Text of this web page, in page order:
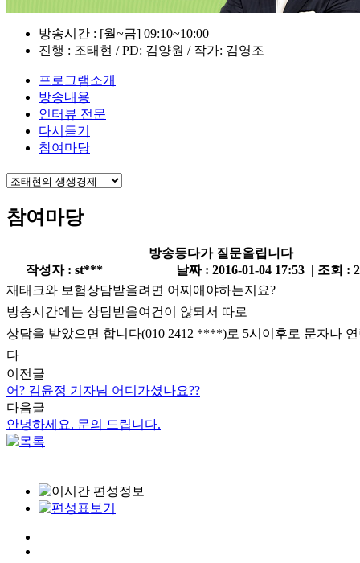
방송시간 : [월~금] 09:10~10:00
진행 : 조태현 / PD: 김양원 / 작가: 김영조
프로그램소개
방송내용
인터뷰 전문
다시듣기
참여마당
참여마당
방송등다가 질문올립니다
작성자 : st***
날짜 : 2016-01-04 17:53 | 조회 :
재태크와 보험상담받을려면 어찌애야하는지요?
방송시간에는 상담받을여건이 않되서 따로
상담을 받았으면 합니다(010 2412 ****)로 5시이후로 문자나
다
이전글
어? 김윤정 기자님 어디가셨나요??
다음글
안녕하세요. 문의 드립니다.